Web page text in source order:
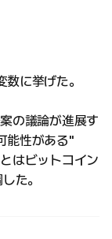
に挙げた。
の議論が進展す
能性がある"
はビットコイン
た。